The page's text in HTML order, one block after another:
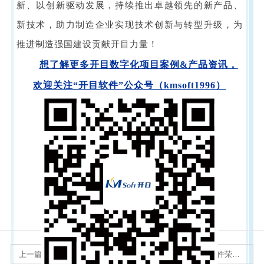
新、以创新驱动发展，持续推出卓越领先的新产品、
新技术，助力制造企业实现技术创新与转型升级，为
推进制造强国建设贡献开目力量！
想了解更多开目数字化项目案例&产品资讯，
欢迎关注“开目软件”公众号（kmsoft1996）
上一篇： 聚力拓疆・骏启新程｜开目公司2026新春年会暨颁奖典礼圆满举行 下一篇： 喜讯！开目软件荣获2025年度中国智能制造杰出供应商和优秀产品